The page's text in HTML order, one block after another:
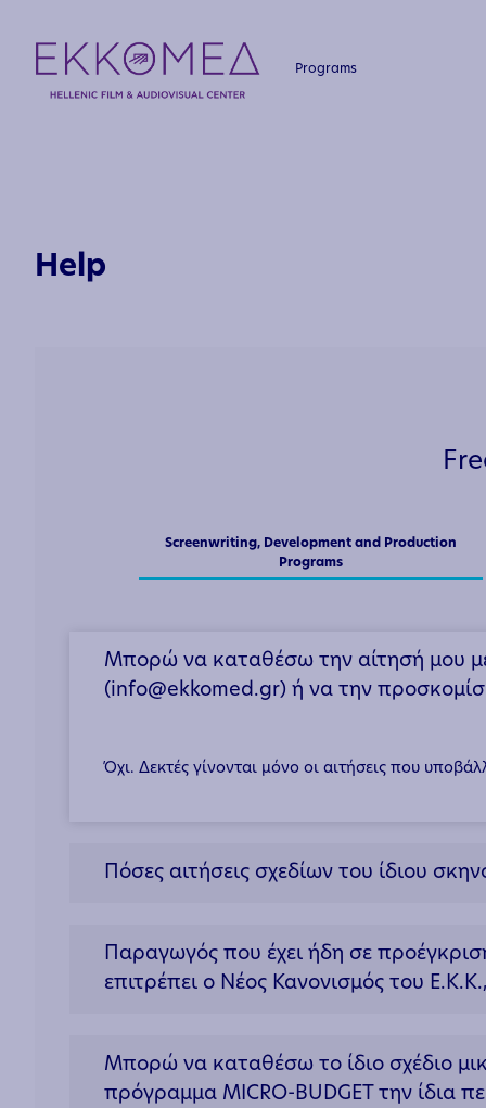
Programs
Help
Screenwriting, Development and Production
Programs
Μπορώ να καταθέσω την αίτησή μου
(info@ekkomed.gr) ή να την
Όχι. Δεκτές γίνονται μόνο οι αιτήσεις που
Πόσες αιτήσεις σχεδίων του ίδιου
Παραγωγός που έχει ήδη σε
επιτρέπει ο Νέος Κανονισμός του
Μπορώ να καταθέσω το ίδιο σχέδιο
πρόγραμμα MICRO-BUDGET την ίδια